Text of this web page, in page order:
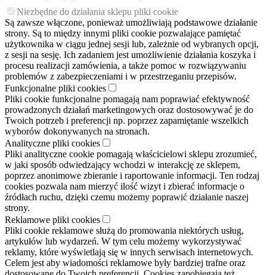
Niezbędne do działania sklepu pliki cookie
Są zawsze włączone, ponieważ umożliwiają podstawowe działanie
strony. Są to między innymi pliki cookie pozwalające pamiętać
użytkownika w ciągu jednej sesji lub, zależnie od wybranych opcji,
z sesji na sesję. Ich zadaniem jest umożliwienie działania koszyka i
procesu realizacji zamówienia, a także pomoc w rozwiązywaniu
problemów z zabezpieczeniami i w przestrzeganiu przepisów.
Funkcjonalne pliki cookies
Pliki cookie funkcjonalne pomagają nam poprawiać efektywność
prowadzonych działań marketingowych oraz dostosowywać je do
Twoich potrzeb i preferencji np. poprzez zapamiętanie wszelkich
wyborów dokonywanych na stronach.
Analityczne pliki cookies
Pliki analityczne cookie pomagają właścicielowi sklepu zrozumieć,
w jaki sposób odwiedzający wchodzi w interakcję ze sklepem,
poprzez anonimowe zbieranie i raportowanie informacji. Ten rodzaj
cookies pozwala nam mierzyć ilość wizyt i zbierać informacje o
źródłach ruchu, dzięki czemu możemy poprawić działanie naszej
strony.
Reklamowe pliki cookies
Pliki cookie reklamowe służą do promowania niektórych usług,
artykułów lub wydarzeń. W tym celu możemy wykorzystywać
reklamy, które wyświetlają się w innych serwisach internetowych.
Celem jest aby wiadomości reklamowe były bardziej trafne oraz